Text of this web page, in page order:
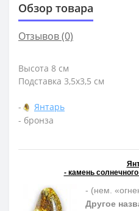
Обзор товара
Отзывов (0)
Высота 8 см
Подставка 3,5х3,5 см
-
Янтарь
- бронза
- камень
- (нем.
Другое